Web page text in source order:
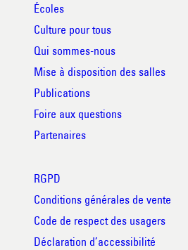
Écoles
Culture pour tous
Qui sommes-nous
Mise à disposition des salles
Publications
Foire aux questions
Partenaires
RGPD
Conditions générales de vente
Code de respect des usagers
Déclaration d’accessibilité